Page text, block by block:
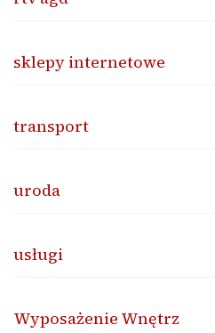
sklepy internetowe
transport
uroda
usługi
Wyposażenie Wnętrz